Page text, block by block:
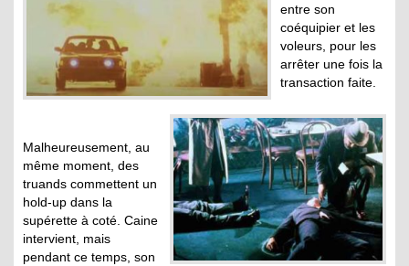
entre son
coéquipier et les
voleurs, pour les
arrêter une fois la
transaction faite.
Malheureusement, au
même moment, des
truands commettent un
hold-up dans la
supérette à coté. Caine
intervient, mais
pendant ce temps, son